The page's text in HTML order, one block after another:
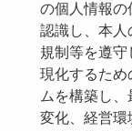
の個人情報の
認識し、本人
規制等を遵
現化するため
ムを構築し
変化、経営環